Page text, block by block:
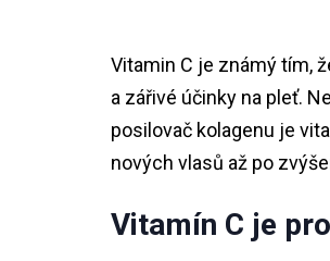
Vitamin C je známý tím,
a zářivé účinky na pleť.
posilovač kolagenu je
nových vlasů až po
Vitamín C je